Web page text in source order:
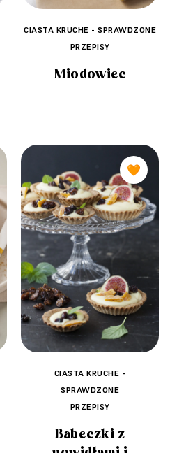
CIASTA KRUCHE - SPRAWDZONE
PRZEPISY
Miodowiec
🧡
CIASTA KRUCHE -
SPRAWDZONE
PRZEPISY
Babeczki z